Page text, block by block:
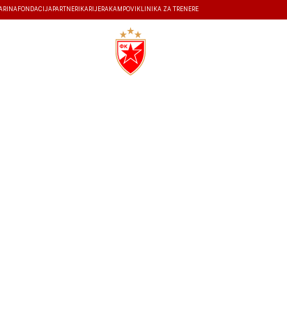
FONDACIJA PARTNERI KARIJERA KAMPOVI KLINIKA ZA TRENERE